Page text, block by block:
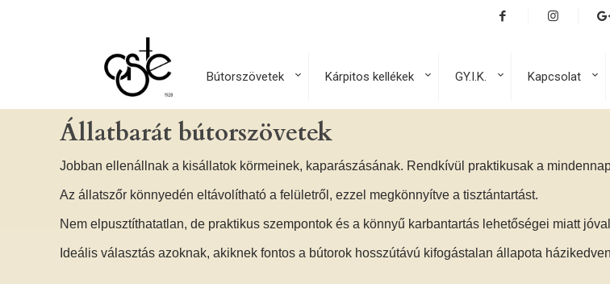
Bútorszövetek Kárpitos kellékek GY.I.K. Kapcsolat
Állatbarát bútorszövetek
Jobban ellenállnak a kisállatok körmeinek, kaparászásának. Rendkívül praktikusak a
Az állatszőr könnyedén eltávolítható a felületről, ezzel megkönnyítve a tisztántartást.
Nem elpusztíthatatlan, de praktikus szempontok és a könnyű karbantartás lehetőségei miatt
Ideális választás azoknak, akiknek fontos a bútorok hosszútávú kifogástalan állapota